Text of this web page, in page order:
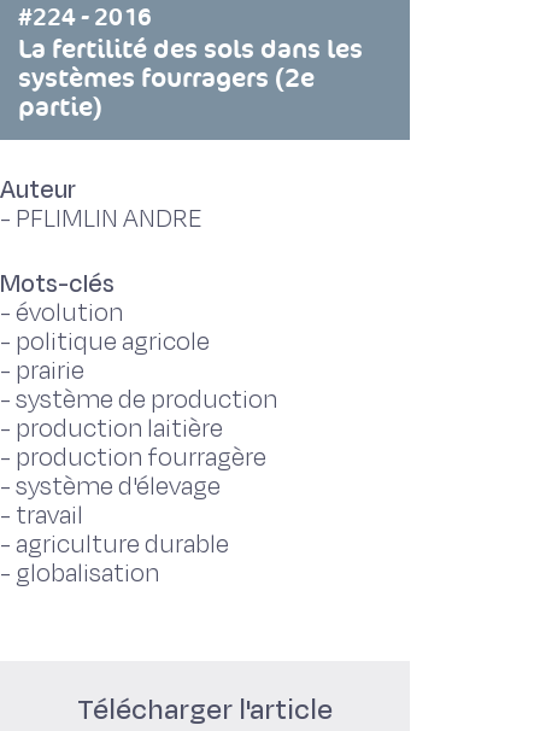
#224 - 2016
La fertilité des sols dans les
systèmes fourragers (2e
partie)
Auteur
- PFLIMLIN ANDRE
Mots-clés
-évolution
- politique agricole
- prairie
-système de production
- production laitière
- production fourragère
-système d'élevage
- travail
- agriculture durable
- globalisation
Télécharger l'article